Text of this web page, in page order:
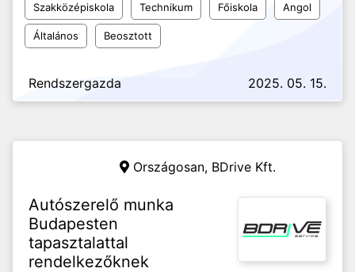
Szakközépiskola Technikum Főiskola Angol
Általános Beosztott
Rendszergazda 2025. 05. 15.
Országosan, BDrive Kft.
Autószerelő munka
Budapesten
tapasztalattal
rendelkezőknek